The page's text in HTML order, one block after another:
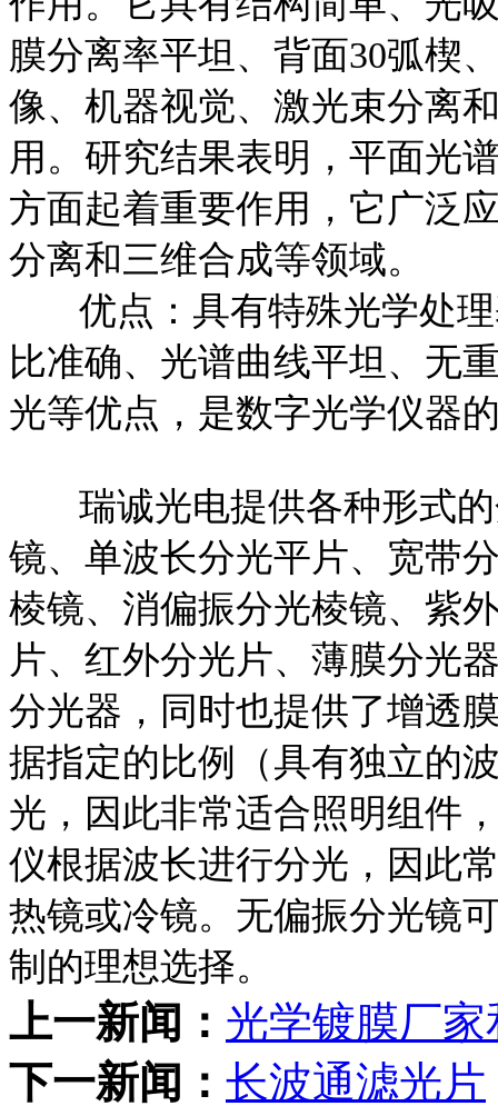
膜分离率平坦、背面30弧楔
像、机器视觉、激光束分离
用。研究结果表明，平面光
方面起着重要作用，它广泛
分离和三维合成等领域。
优点：具有特殊光学处理
比准确、光谱曲线平坦、无
光等优点，是数字光学仪器
瑞诚光电提供各种形式的
镜、单波长分光平片、宽带
棱镜、消偏振分光棱镜、紫
片、红外分光片、薄膜分光
分光器，同时也提供了增透
据指定的比例（具有独立的
光，因此非常适合照明组件
仪根据波长进行分光，因此
热镜或冷镜。无偏振分光镜
制的理想选择。
上一新闻： 光学镀膜厂
下一新闻： 长波通滤光片